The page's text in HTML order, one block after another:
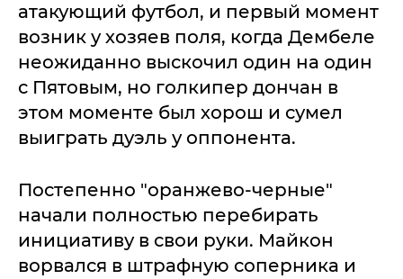
атакующий футбол, и первый момент
возник у хозяев поля, когда Дембеле
неожиданно выскочил один на один
с Пятовым, но голкипер дончан в
этом моменте был хорош и сумел
выиграть дуэль у оппонента.
Постепенно "оранжево-черные"
начали полностью перебирать
инициативу в свои руки. Майкон
ворвался в штрафную соперника и